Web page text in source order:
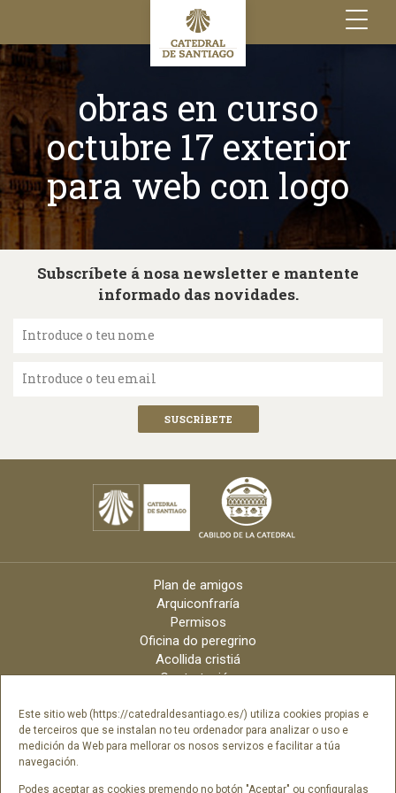
Este sitio web (https://catedraldesantiago.es/) utiliza cookies propias e
de terceiros que se instalan no teu ordenador para analizar o uso e
medición da Web para mellorar os nosos servizos e facilitar a túa
navegación.
Podes aceptar as cookies premendo no botón "Aceptar" ou configuralas
Toggle
navigation
obras en curso
octubre 17 exterior
para web con logo
Subscríbete á nosa newsletter e mantente
informado das novidades.
Introduce o teu nome
Introduce o teu email
Plan de amigos
Arquiconfraría
Permisos
Oficina do peregrino
Acollida cristiá
Contratación
Arquidiócese
Créditos
Catálogo Dixital